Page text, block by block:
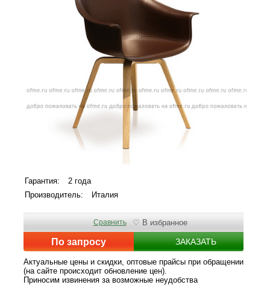
Гарантия:
2 года
Производитель:
Италия
По запросу ЗАКАЗАТЬ
Сравнить ♡ В избранное
Актуальные цены и скидки, оптовые прайсы при обращении
(на сайте происходит обновление цен).
Приносим извинения за возможные неудобства